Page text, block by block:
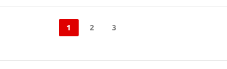
1 2 3